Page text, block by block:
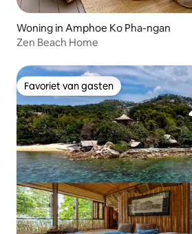
Woning in Amphoe Ko Pha-ngan
Zen Beach Home
Favoriet van gasten
Favoriet van gasten